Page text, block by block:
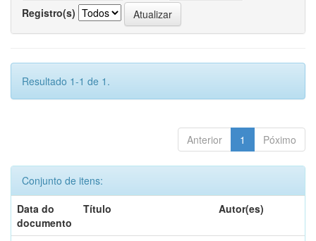
Registro(s)
Resultado 1-1 de 1.
Anterior 1 Póximo
Conjunto de itens:
Data do
documento
Título Autor(es)